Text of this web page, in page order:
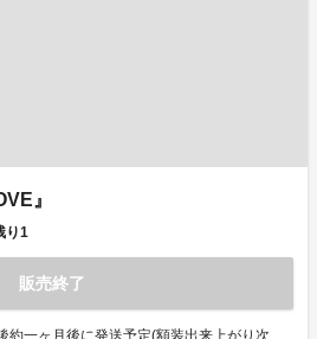
』
り1
販売終了
約一ヶ月後に発送予定(額装出来上がり次